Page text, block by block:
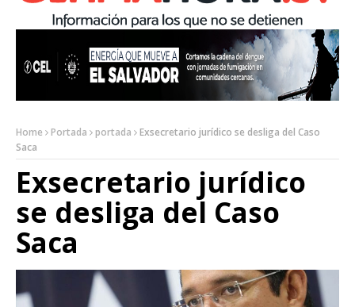
Home Portada portada
Exsecretario jurídico se desliga del Caso
Saca
Exsecretario jurídico
se desliga del Caso
Saca